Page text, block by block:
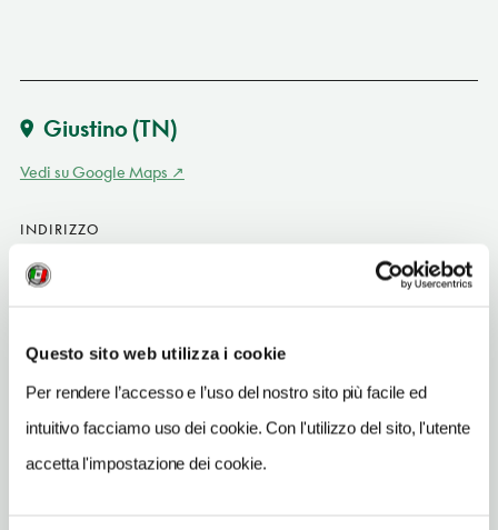
Questo sito web utilizza i cookie
Per rendere l’accesso e l’uso del nostro sito più facile ed
intuitivo facciamo uso dei cookie. Con l'utilizzo del sito, l'utente
accetta l'impostazione dei cookie.
Giustino(TN)
Vedi su Google Maps
INDIRIZZO
Giustino (TN)
SITO WEB
www.ristorantemildas.it
INDIRIZZO EMAIL
info@ristorantemildas.it